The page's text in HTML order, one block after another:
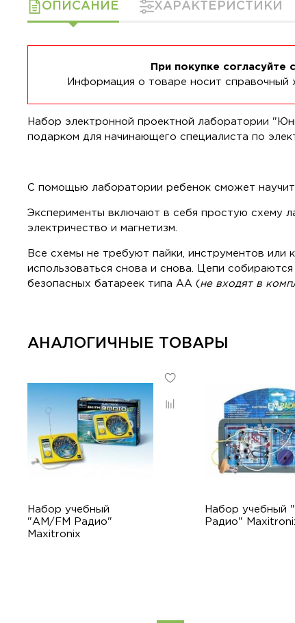
ОПИСАНИЕ ХАРАКТЕРИСТИКИ
При покупке
Информация о товаре носит справочный
Набор электронной проектной лаборатории
подарком для начинающего специалиста по
С помощью лаборатории ребенок сможет
Эксперименты включают в себя простую схему
электричество и магнетизм.
Все схемы не требуют пайки, инструментов или
использоваться снова и снова. Цепи
безопасных батареек типа АА ( не входят в
АНАЛОГИЧНЫЕ ТОВАРЫ
Набор учебный
"AM/FM Радио"
Maxitronix
Набор учебный
Радио"